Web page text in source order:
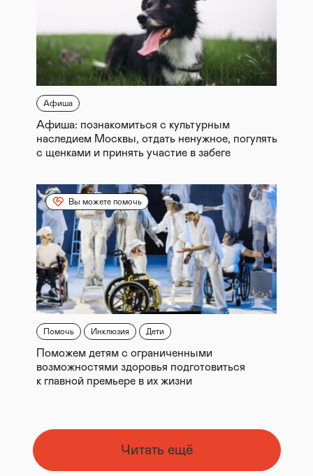
Афиша
Афиша: познакомиться с культурным
наследием Москвы, отдать ненужное, погулять
с щенками и принять участие в забеге
Вы можете помочь
Помочь Инклюзия Дети
Поможем детям с ограниченными
возможностями здоровья подготовиться
к главной премьере в их жизни
Читать ещё